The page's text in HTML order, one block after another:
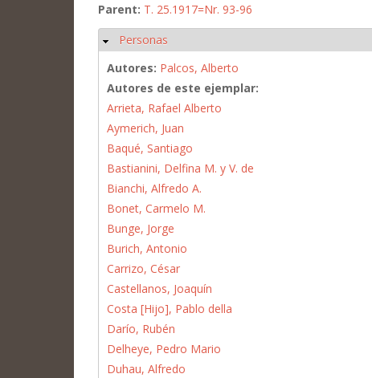
Parent: T. 25.1917=Nr. 93-96
Ocultar
Personas
Autores: Palcos, Alberto
Autores de este ejemplar:
Arrieta, Rafael Alberto
Aymerich, Juan
Baqué, Santiago
Bastianini, Delfina M. y V. de
Bianchi, Alfredo A.
Bonet, Carmelo M.
Bunge, Jorge
Burich, Antonio
Carrizo, César
Castellanos, Joaquín
Costa [Hijo], Pablo della
Darío, Rubén
Delheye, Pedro Mario
Duhau, Alfredo